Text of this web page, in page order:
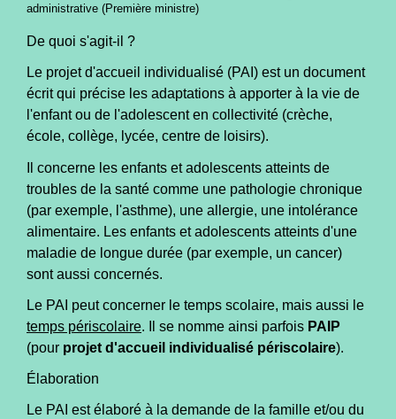
administrative (Première ministre)
De quoi s'agit-il ?
Le projet d'accueil individualisé (PAI) est un document
écrit qui précise les adaptations à apporter à la vie de
l'enfant ou de l'adolescent en collectivité (crèche,
école, collège, lycée, centre de loisirs).
Il concerne les enfants et adolescents atteints de
troubles de la santé comme une pathologie chronique
(par exemple, l'asthme), une allergie, une intolérance
alimentaire. Les enfants et adolescents atteints d'une
maladie de longue durée (par exemple, un cancer)
sont aussi concernés.
Le PAI peut concerner le temps scolaire, mais aussi le
temps périscolaire. Il se nomme ainsi parfois PAIP
(pour projet d'accueil individualisé périscolaire).
Élaboration
Le PAI est élaboré à la demande de la famille et/ou du